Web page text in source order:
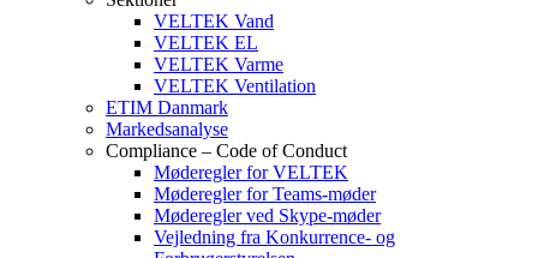
VELTEK Vand
VELTEK EL
VELTEK Varme
VELTEK Ventilation
ETIM Danmark
Markedsanalyse
Compliance – Code of Conduct
Møderegler for VELTEK
Møderegler for Teams-møder
Møderegler ved Skype-møder
Vejledning fra Konkurrence- og